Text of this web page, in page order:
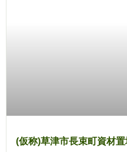
(仮称)草津市長束町資材